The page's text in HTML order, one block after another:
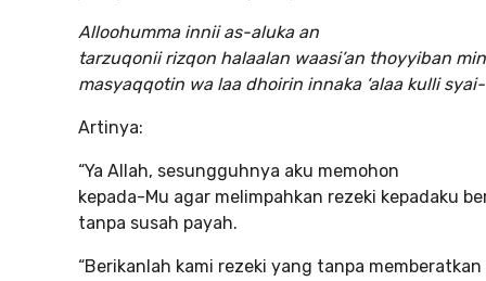
Alloohumma innii as-aluka an
tarzuqonii rizqon halaalan waasi’an thoyyiban
masyaqqotin wa laa dhoirin innaka ‘alaa kulli
Artinya:
“Ya Allah, sesungguhnya aku memohon
kepada-Mu agar melimpahkan rezeki kepadaku
tanpa susah payah.
“Berikanlah kami rezeki yang tanpa